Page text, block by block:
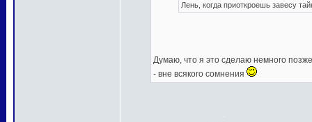
Лень, когда приоткроешь завесу
Думаю, что я это сделаю немного
- вне всякого сомнения